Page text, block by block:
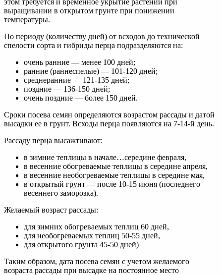
этом требуется и временное укрытие растений при
выращивании в открытом грунте при понижении
температуры.
По периоду (количеству дней) от всходов до технической
спелости сорта и гибриды перца подразделяются на:
очень ранние — менее 100 дней;
ранние (раннеспелые) — 101-120 дней;
среднеранние — 121-135 дней;
поздние — 136-150 дней;
очень поздние — более 150 дней.
Сроки посева семян определяются возрастом рассады и датой
высадки ее в грунт. Всходы перца появляются на 7-14-й день.
Рассаду перца высажтивают:
в зимние теплицы в начале…середине февраля,
в весенние обогреваемые теплицы в середине апреля,
в весенние необогреваемые теплицы в середине мая,
в открытый грунт — после 10-15 июня (последнего
весеннего заморозка).
Желаемый возраст рассады:
для зимних обогреваемых теплиц 60 дней,
для необогреваемых теплиц 50-55 дней,
для открытого грунта 45-50 дней)
Таким образом, дата посева семян с учетом желаемого
возраста рассады при высадке на постоянное место